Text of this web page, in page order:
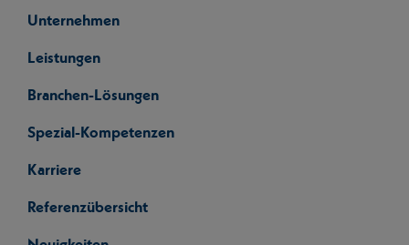
Unternehmen
Leistungen
Branchen-Lösungen
Spezial-Kompetenzen
Karriere
Referenzübersicht